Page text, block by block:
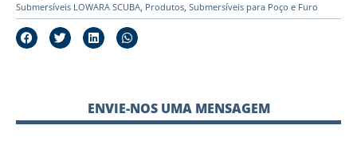
Submersíveis LOWARA SCUBA, Produtos, Submersíveis para Poço e Furo
ENVIE-NOS UMA MENSAGEM